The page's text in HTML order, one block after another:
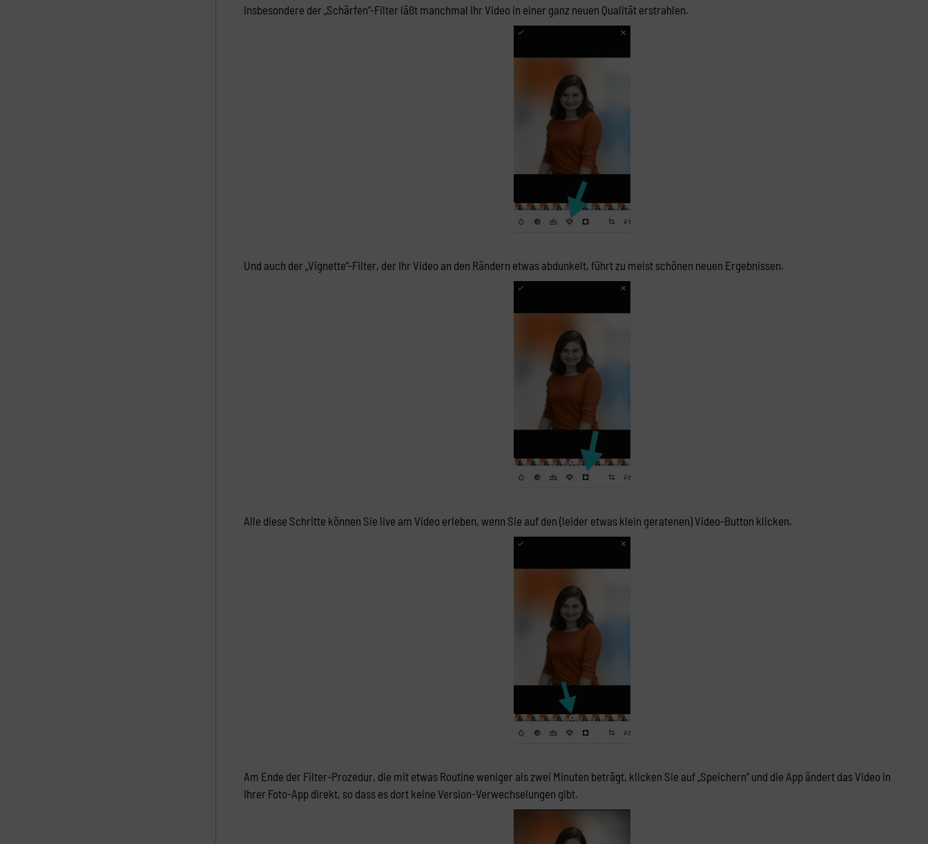
Insbesondere der „Schärfen“-Filter läßt manchmal Ihr Video in einer ganz neuen Qualität erstrahlen.
Und auch der „Vignette“-Filter, der Ihr Video an den Rändern etwas abdunkelt, führt zu meist schönen neuen Ergebnissen.
Alle diese Schritte können Sie live am Video erleben, wenn Sie auf den (leider etwas klein geratenen) Video-Button klicken.
Am Ende der Filter-Prozedur, die mit etwas Routine weniger als zwei Minuten beträgt, klicken Sie auf „Speichern“ und die App ändert das Video in
Ihrer Foto-App direkt, so dass es dort keine Version-Verwechselungen gibt.